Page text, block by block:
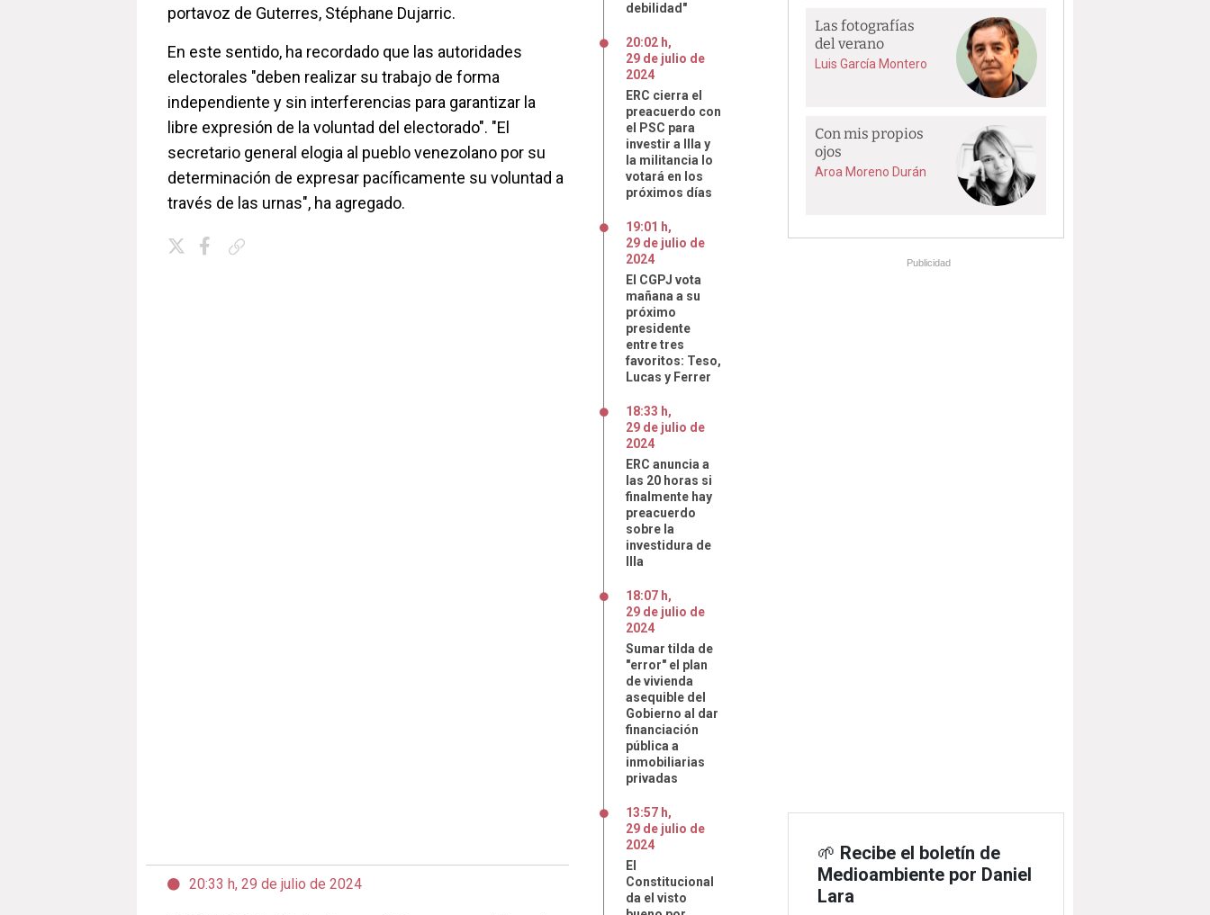
portavoz de Guterres, Stéphane Dujarric.
En este sentido, ha recordado que las autoridades
electorales "deben realizar su trabajo de forma
independiente y sin interferencias para garantizar la
libre expresión de la voluntad del electorado". "El
secretario general elogia al pueblo venezolano por su
determinación de expresar pacíficamente su voluntad a
través de las urnas", ha agregado.
20:33 h, 29 de julio de 2024
debilidad"
20:02 h,
29 de julio de
2024
ERC cierra el
preacuerdo con
el PSC para
investir a Illa y
la militancia lo
votará en los
próximos días
19:01 h,
29 de julio de
2024
El CGPJ vota
mañana a su
próximo
presidente
entre tres
favoritos: Teso,
Lucas y Ferrer
18:33 h,
29 de julio de
2024
ERC anuncia a
las 20 horas si
finalmente hay
preacuerdo
sobre la
investidura de
Illa
18:07 h,
29 de julio de
2024
Sumar tilda de
"error" el plan
de vivienda
asequible del
Gobierno al dar
financiación
pública a
inmobiliarias
privadas
13:57 h,
29 de julio de
2024
El
Constitucional
da el visto
Las fotografías
del verano
Luis García Montero
Con mis propios
ojos
Aroa Moreno Durán
Publicidad
🌱 Recibe el boletín de
Medioambiente por Daniel
Lara